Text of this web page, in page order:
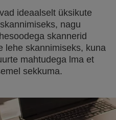
ideaalselt üksikute
nagu
skannerid
lehe skannimiseks, kuna
mahtudega lma et
sekkuma.